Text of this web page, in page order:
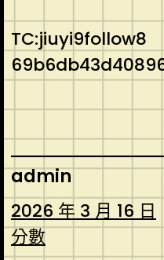
TC:jiuyi9follow8
admin
2026 年 3 月 16 日
分數